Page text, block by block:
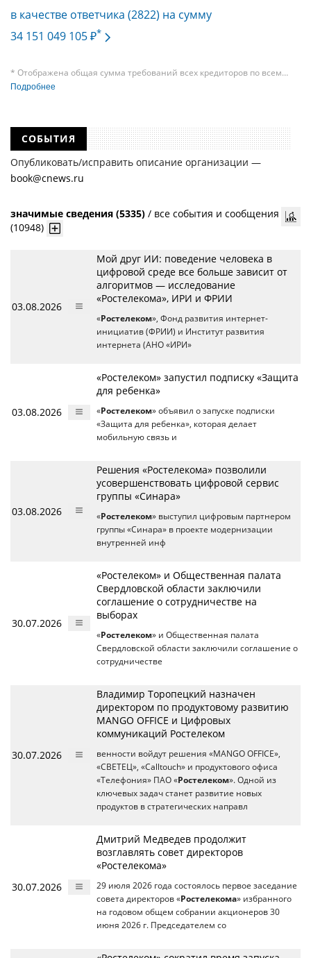
в качестве ответчика (2822) на сумму
34 151 049 105 ₽*
* Отображена общая сумма требований всех кредиторов по всем
судебным делам, в рамках которых компания подавала требования
в одном таком деле может быть несколько десятков, а размеры сумм
требований одних могут быть больше или меньше размеров
Подробнее
СОБЫТИЯ
Опубликовать/исправить описание организации —
book@cnews.ru
значимые сведения (5335) / все события и сообщения
(10948)
03.08.2026
Мой друг ИИ: поведение человека в
цифровой среде все больше зависит от
алгоритмов — исследование
«Ростелекома», ИРИ и ФРИИ
«Ростелеком», Фонд развития интернет-
инициатив (ФРИИ) и Институт развития
интернета (АНО «ИРИ»
03.08.2026
«Ростелеком» запустил подписку «Защита
для ребенка»
«Ростелеком» объявил о запуске подписки
«Защита для ребенка», которая делает
мобильную связь и
03.08.2026
Решения «Ростелекома» позволили
усовершенствовать цифровой сервис
группы «Синара»
«Ростелеком» выступил цифровым партнером
группы «Синара» в проекте модернизации
внутренней инф
30.07.2026
«Ростелеком» и Общественная палата
Свердловской области заключили
соглашение о сотрудничестве на
выборах
«Ростелеком» и Общественная палата
Свердловской области заключили соглашение о
сотрудничестве
30.07.2026
Владимир Торопецкий назначен
директором по продуктовому развитию
MANGO OFFICE и Цифровых
коммуникаций Ростелеком
венности войдут решения «MANGO OFFICE»,
«СВЕТЕЦ», «Calltouch» и продуктового офиса
«Телефония» ПАО «Ростелеком». Одной из
ключевых задач станет развитие новых
продуктов в стратегических направл
30.07.2026
Дмитрий Медведев продолжит
возглавлять совет директоров
«Ростелекома»
29 июля 2026 года состоялось первое заседание
совета директоров «Ростелекома» избранного
на годовом общем собрании акционеров 30
июня 2026 г. Председателем со